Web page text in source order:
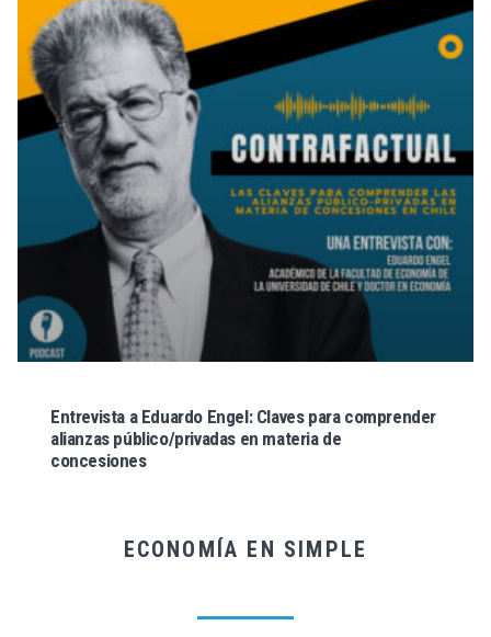
Entrevista a Eduardo Engel: Claves para comprender
alianzas público/privadas en materia de
concesiones
ECONOMÍA EN SIMPLE